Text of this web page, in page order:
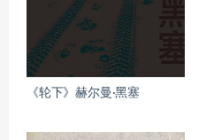
《轮下》赫尔曼·黑塞